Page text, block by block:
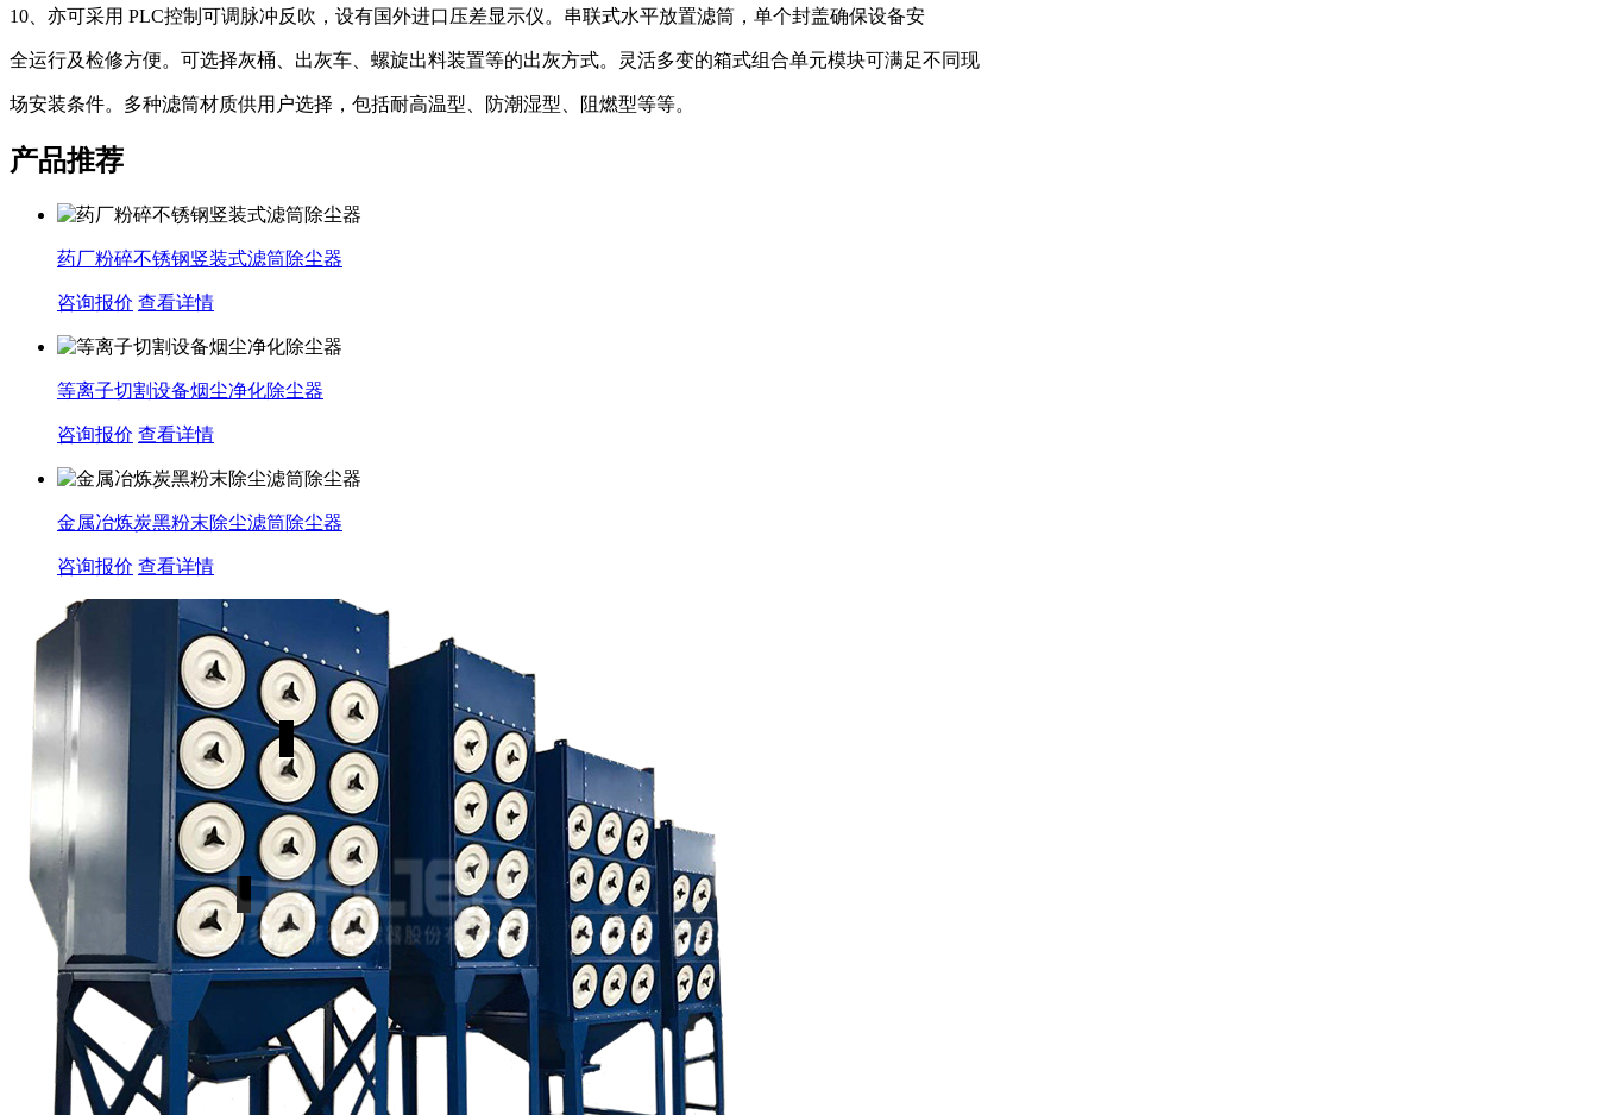
10、亦可采用 PLC控制可调脉冲反吹，设有国外进口压差显示仪。串联式水平放置滤筒，单个封盖确保设备安
全运行及检修方便。可选择灰桶、出灰车、螺旋出料装置等的出灰方式。灵活多变的箱式组合单元模块可满足不同现
场安装条件。多种滤筒材质供用户选择，包括耐高温型、防潮湿型、阻燃型等等。
产品推荐
药厂粉碎不锈钢竖装式滤筒除尘器
咨询报价 查看详情
等离子切割设备烟尘净化除尘器
咨询报价 查看详情
金属冶炼炭黑粉末除尘滤筒除尘器
咨询报价 查看详情